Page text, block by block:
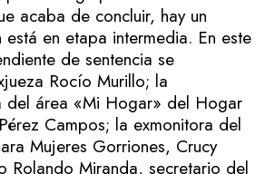
acaba de concluir, hay un
en etapa intermedia. En este
de sentencia se
Rocío Murillo; la
del área «Mi Hogar» del Hogar
Campos; la exmonitora del
Mujeres Gorriones, Crucy
Rolando Miranda, secretario del